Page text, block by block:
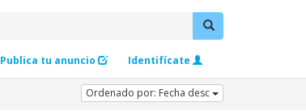
Publica tu anuncio Identifícate
Ordenado por: Fecha desc